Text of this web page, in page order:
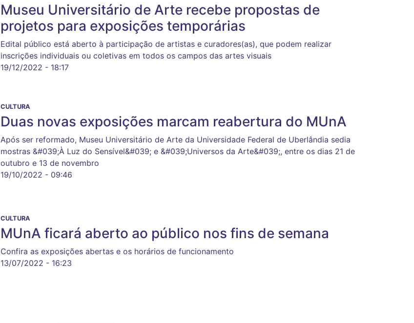
Museu Universitário de Arte recebe propostas de
projetos para exposições temporárias
Edital público está aberto à participação de artistas e curadores(as), que podem realizar
inscrições individuais ou coletivas em todos os campos das artes visuais
19/12/2022 - 18:17
CULTURA
Duas novas exposições marcam reabertura do MUnA
Após ser reformado, Museu Universitário de Arte da Universidade Federal de Uberlândia sedia
mostras &#039;À Luz do Sensível&#039; e &#039;Universos da Arte&#039;, entre os dias 21 de
outubro e 13 de novembro
19/10/2022 - 09:46
CULTURA
MUnA ficará aberto ao público nos fins de semana
Confira as exposições abertas e os horários de funcionamento
13/07/2022 - 16:23